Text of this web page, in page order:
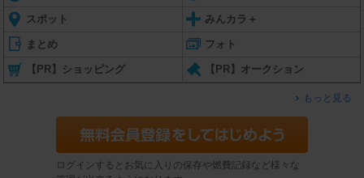
スポット みんカラ＋
まとめ フォト
【PR】ショッピング 【PR】オークション
もっと見る
ログインするとお気に入りの保存や燃費記録など様々な